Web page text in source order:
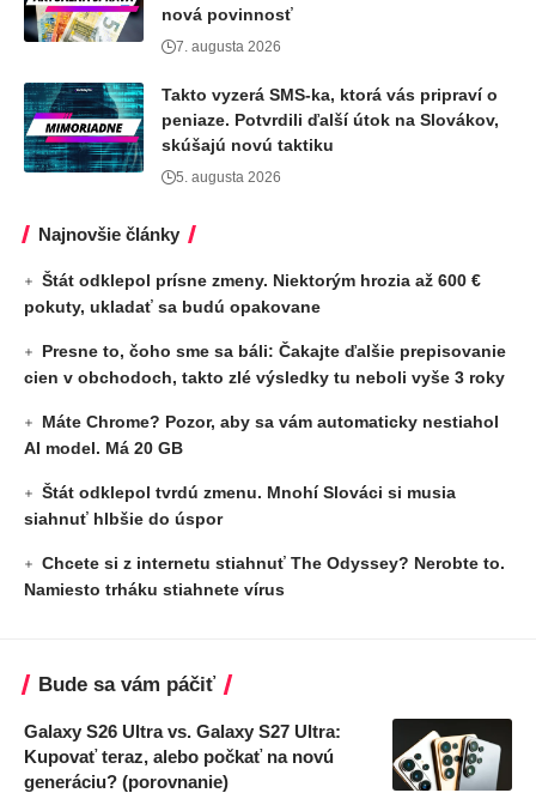
nová povinnosť
7. augusta 2026
Takto vyzerá SMS-ka, ktorá vás pripraví o
peniaze. Potvrdili ďalší útok na Slovákov,
skúšajú novú taktiku
5. augusta 2026
Najnovšie články
Štát odklepol prísne zmeny. Niektorým hrozia až 600 €
pokuty, ukladať sa budú opakovane
Presne to, čoho sme sa báli: Čakajte ďalšie prepisovanie
cien v obchodoch, takto zlé výsledky tu neboli vyše 3 roky
Máte Chrome? Pozor, aby sa vám automaticky nestiahol
AI model. Má 20 GB
Štát odklepol tvrdú zmenu. Mnohí Slováci si musia
siahnuť hlbšie do úspor
Chcete si z internetu stiahnuť The Odyssey? Nerobte to.
Namiesto trháku stiahnete vírus
Bude sa vám páčiť
Galaxy S26 Ultra vs. Galaxy S27 Ultra:
Kupovať teraz, alebo počkať na novú
generáciu? (porovnanie)